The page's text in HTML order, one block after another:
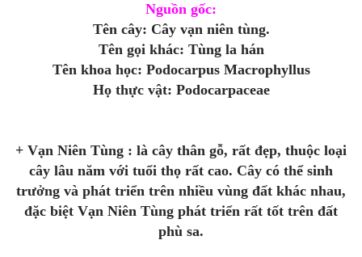
Nguồn gốc:
Tên cây: Cây vạn niên tùng.
Tên gọi khác: Tùng la hán
Tên khoa học: Podocarpus Macrophyllus
Họ thực vật: Podocarpaceae
+ Vạn Niên Tùng : là cây thân gỗ, rất đẹp, thuộc loại
cây lâu năm với tuổi thọ rất cao. Cây có thể sinh
trưởng và phát triển trên nhiều vùng đất khác nhau,
đặc biệt Vạn Niên Tùng phát triển rất tốt trên đất
phù sa.